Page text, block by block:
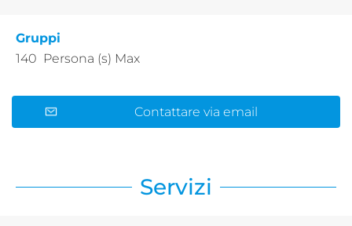
Gruppi
140 Persona (s) Max
Contattare via email
Servizi